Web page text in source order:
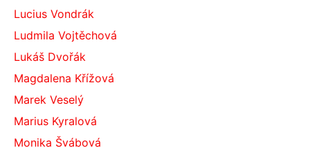
Lucius Vondrák
Ludmila Vojtěchová
Lukáš Dvořák
Magdalena Křížová
Marek Veselý
Marius Kyralová
Monika Švábová